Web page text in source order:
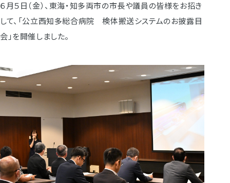
６月５日（金）、東海・知多両市の市長や議員の皆様をお招き
して、「公立西知多総合病院 検体搬送システムのお披露目
会」を開催しました。